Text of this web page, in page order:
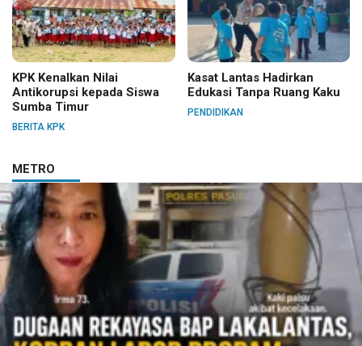
KPK Kenalkan Nilai
Antikorupsi kepada Siswa
Sumba Timur
BERITA KPK
Kasat Lantas Hadirkan
Edukasi Tanpa Ruang Kaku
PENDIDIKAN
METRO